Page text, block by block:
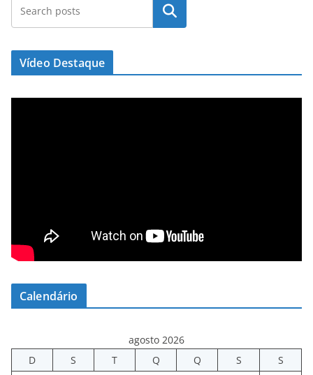
Pesquisar
Vídeo Destaque
Calendário
agosto 2026
D
S T Q Q S
S